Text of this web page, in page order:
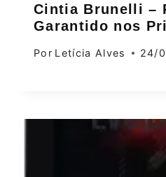
Cintia Brunelli –
Garantido nos
Por Letícia Alves 24/